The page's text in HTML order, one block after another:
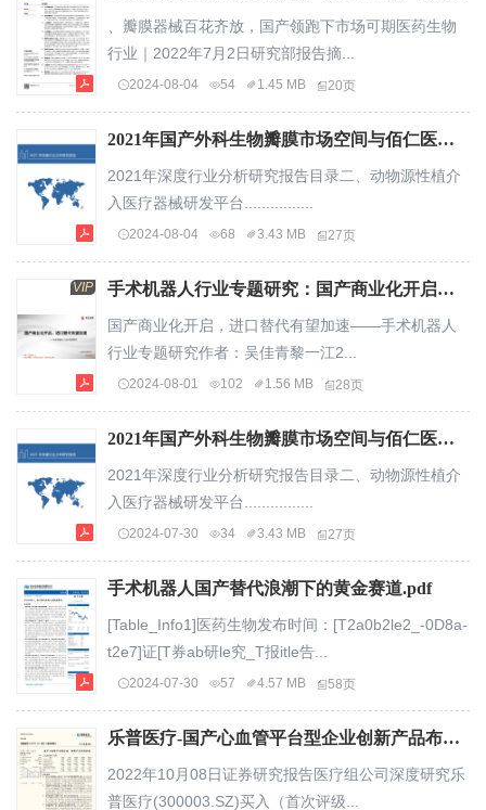
、瓣膜器械百花齐放，国产领跑下市场可期医药生物
行业｜2022年7月2日研究部报告摘...
2024-08-04 54 1.45 MB 20页
2021年国产外科生物瓣膜市场空间与佰仁医疗公司核心技术分析报告27页.pdf
2021年深度行业分析研究报告目录二、动物源性植介
入医疗器械研发平台................
2024-08-04 68 3.43 MB 27页
VIP 手术机器人行业专题研究：国产商业化开启，进口替代有望加速.pdf
国产商业化开启，进口替代有望加速——手术机器人
行业专题研究作者：吴佳青黎一江2...
2024-08-01 102 1.56 MB 28页
2021年国产外科生物瓣膜市场空间与佰仁医疗公司核心技术分析报告27页.pdf
2021年深度行业分析研究报告目录二、动物源性植介
入医疗器械研发平台................
2024-07-30 34 3.43 MB 27页
手术机器人国产替代浪潮下的黄金赛道.pdf
[Table_Info1]医药生物发布时间：[T2a0b2le2_-0D8a-
t2e7]证[T券ab研le究_T报itle告...
2024-07-30 57 4.57 MB 58页
乐普医疗-国产心血管平台型企业创新产品布局加速-22100827页.pdf
2022年10月08日证券研究报告医疗组公司深度研究乐
普医疗(300003.SZ)买入（首次评级...